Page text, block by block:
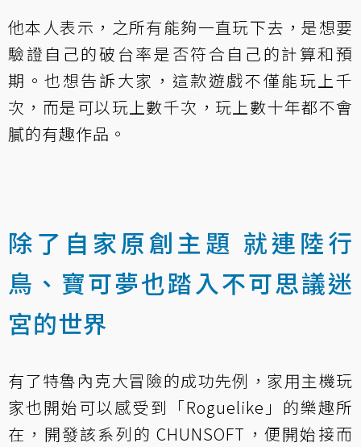
他本人表示，之所有能夠一直玩下去，是想要
驗證自己的破台率是否符合自己的計算和預
期。也想告訴大家，這款遊戲不僅能玩上千
次，而是可以玩上數千次，玩上數十年都不會
膩的有趣作品。
除了自家原創主題 就連陸行
鳥、寶可夢也踏入不可思議迷
宮的世界
有了特魯內克大冒險的成功先例，家用主機玩
家也開始可以感受到「Roguelike」的樂趣所
在，開發該系列的 CHUNSOFT，便開始接而